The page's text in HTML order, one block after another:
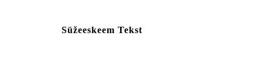
Süžeeskeem Tekst